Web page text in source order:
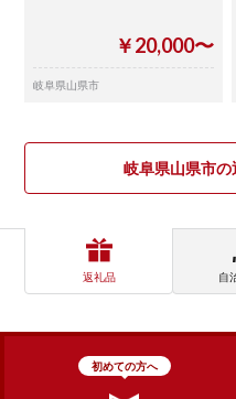
￥20,000〜
岐阜県山県市
岐阜県山県市
返礼品 自
初めての方へ